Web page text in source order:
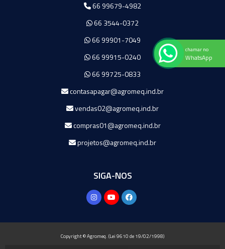
66 99679-4982
66 3544-0372
66 99901-7049
66 99915-0240
66 99725-0833
contasapagar@agromeq.ind.br
vendas02@agromeq.ind.br
compras01@agromeq.ind.br
projetos@agromeq.ind.br
SIGA-NOS
Copyright © Agromeq. (Lei 9610 de 19/02/1998)
chamar no
WhatsApp